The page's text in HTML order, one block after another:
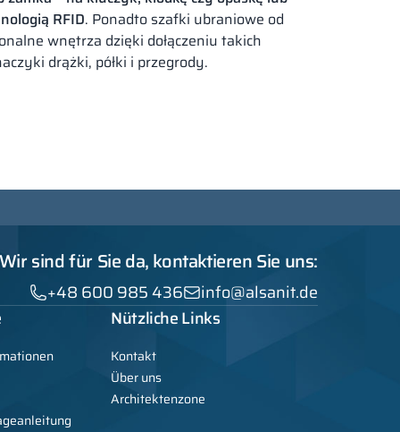
RFID. Ponadto szafki ubraniowe od
wnętrza dzięki dołączeniu takich
drążki, półki i przegrody.
Wir sind für Sie da, kontaktieren Sie uns:
+48 600 985 436
info@alsanit.de
Nützliche Links
Kontakt
Über uns
Architektenzone